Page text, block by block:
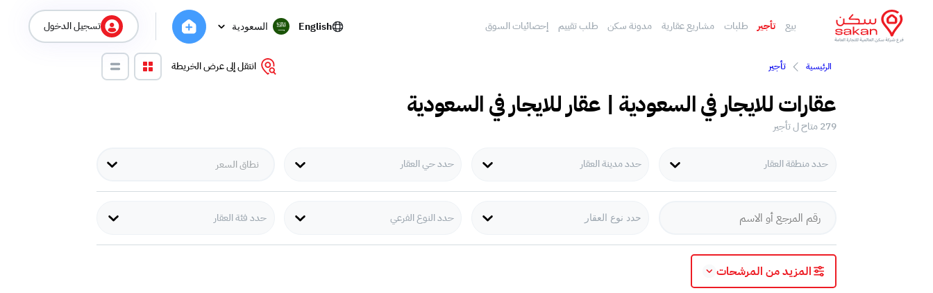
بيع تأجير طلبات مشاريع عقارية مدونة سكن طلب تقييم إحصائيات السوق English السعودية تسجيل الدخول
الرئيسية تأجير انتقل إلى عرض الخريطة
عقارات للايجار في السعودية | عقار للايجار في السعودية
279 متاح ل تأجير
حدد منطقة العقار حدد مدينة العقار حدد حي العقار
حدد نوع العقار حدد النوع الفرعي حدد فئة العقار
المزيد من المرشحات